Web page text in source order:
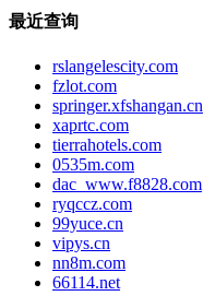
最近查询
rslangelescity.com
fzlot.com
springer.xfshangan.cn
xaprtc.com
tierrahotels.com
0535m.com
dac_www.f8828.com
ryqccz.com
99yuce.cn
vipys.cn
nn8m.com
66114.net